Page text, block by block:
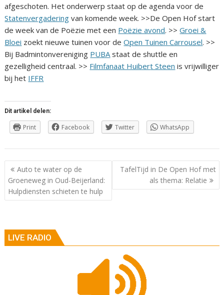
afgeschoten. Het onderwerp staat op de agenda voor de
Statenvergadering van komende week. >>De Open Hof start
de week van de Poëzie met een Poëzie avond. >>Groei &
Bloei zoekt nieuwe tuinen voor deOpen Tuinen Carrousel. >>
Bij Badmintonvereniging PUBAstaat de shuttle en
gezelligheid centraal. >> Filmfanaat Huibert Steen is vrijwilliger
bij het IFFR
Dit artikel delen:
Print Facebook Twitter WhatsApp
Berichtnavigatie
Auto te water op de
Groeneweg in Oud-Beijerland:
Hulpdiensten schieten te hulp
TafelTijd in De Open Hof met
als thema: Relatie
LIVE RADIO